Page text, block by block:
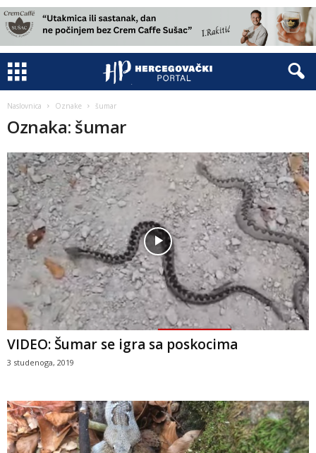
Naslovnica Oznake šumar
Oznaka: šumar
VIDEO: Šumar se igra sa poskocima
3 studenoga, 2019